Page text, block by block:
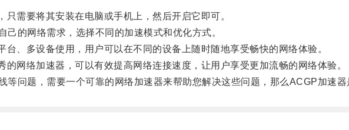
需要将其安装在电脑或手机上，然后开启它即可。
的网络需求，选择不同的加速模式和优化方式。
、多设备使用，用户可以在不同的设备上随时随地享受畅快的网络体验。
网络加速器，可以有效提高网络连接速度，让用户享受更加流畅的网络体验。
问题，需要一个可靠的网络加速器来帮助您解决这些问题，那么ACGP加速器